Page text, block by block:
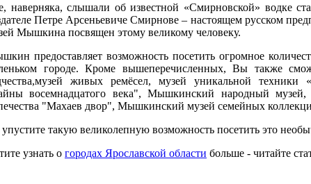
наверняка, слышали об известной «Смирновской» водке
Петре Арсеньевиче Смирнове – настоящем русском
Мышкина посвящен этому великому человеку.
предоставляет возможность посетить огромное
городе. Кроме вышеперечисленных, Вы также
живых ремёсел, музей уникальной
восемнадцатого века", Мышкинский народный
"Махаев двор", Мышкинский музей семейных
такую великолепную возможность посетить это
узнать о городах Ярославской области больше - читайте